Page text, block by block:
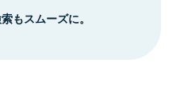
もスムーズに。